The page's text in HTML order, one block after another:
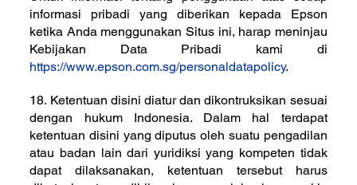
informasi pribadi yang diberikan kepada Epson
ketika Anda menggunakan Situs ini, harap meninjau
Kebijakan Data Pribadi kami di
https://www.epson.com.sg/personaldatapolicy.
18. Ketentuan disini diatur dan dikontruksikan sesuai
dengan hukum Indonesia. Dalam hal terdapat
ketentuan disini yang diputus oleh suatu pengadilan
atau badan lain dari yuridiksi yang kompeten tidak
dapat dilaksanakan, ketentuan tersebut harus